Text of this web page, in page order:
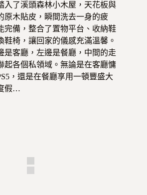
入了溪頭森林小木屋，天花板與
原木貼皮，瞬間洗去一身的疲
完備，整合了置物平台、收納鞋
鞋椅，讓回家的儀感充滿溫馨。
是客廳，左邊是餐廳，中間的走
起各個私領域。無論是在客廳慵
，還是在餐廳享用一頓豐盛大
假…